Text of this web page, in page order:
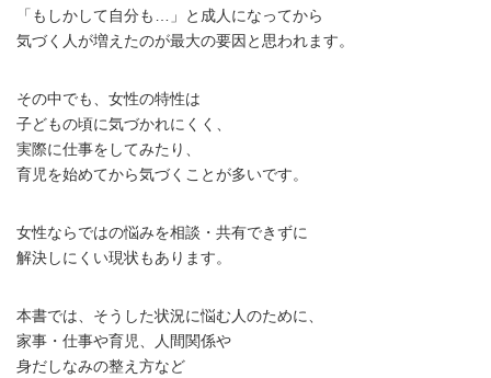
「もしかして自分も…」と成人になってから
気づく人が増えたのが最大の要因と思われます。
その中でも、女性の特性は
子どもの頃に気づかれにくく、
実際に仕事をしてみたり、
育児を始めてから気づくことが多いです。
女性ならではの悩みを相談・共有できずに
解決しにくい現状もあります。
本書では、そうした状況に悩む人のために、
家事・仕事や育児、人間関係や
身だしなみの整え方など